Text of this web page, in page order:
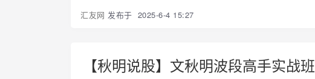
汇友网 发布于 2025-6-4 15:27
【秋明说股】文秋明波段高手实战班